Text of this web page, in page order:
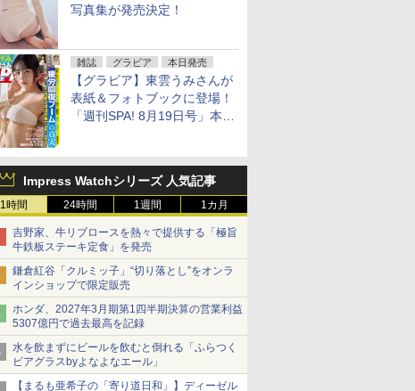
写真集が発売決定！
雑誌 グラビア 本日発売
【グラビア】東雲うみさんが
表紙＆フォトブックに登場！
「週刊SPA! 8月19日号」本日
Impress Watchシリーズ 人気記事
1時間 24時間 1週間 1カ月
吉野家、牛リブロースを熱々で提供する「極旨
牛鉄板ステーキ定食」を発売
鎌倉紅谷「クルミッ子」“切り落とし”をオンラ
インショップで限定販売
ホンダ、2027年3月期第1四半期決算の営業利益
5307億円で過去最高を記録
水を飲まずにビールを飲むと倒れる「ふらつく
ビアグラスbyよなよなエール」
【まるも亜希子の「寄り道日和」】ディーゼル